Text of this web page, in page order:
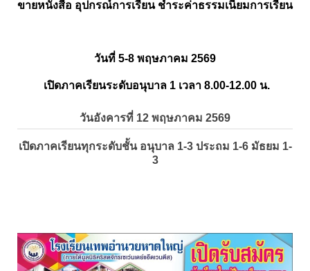
ขายหนังสือ อุปกรณ์การเรียน ชำระค่าธรรมเนียมการเรียน
วันที่ 5-8 พฤษภาคม 2569
เปิดภาคเรียนระดับอนุบาล 1 เวลา 8.00-12.00 น.
วันอังคารที่ 12 พฤษภาคม 2569
เปิดภาคเรียนทุกระดับชั้น อนุบาล 1-3 ประถม 1-6 มัธยม 1-
3